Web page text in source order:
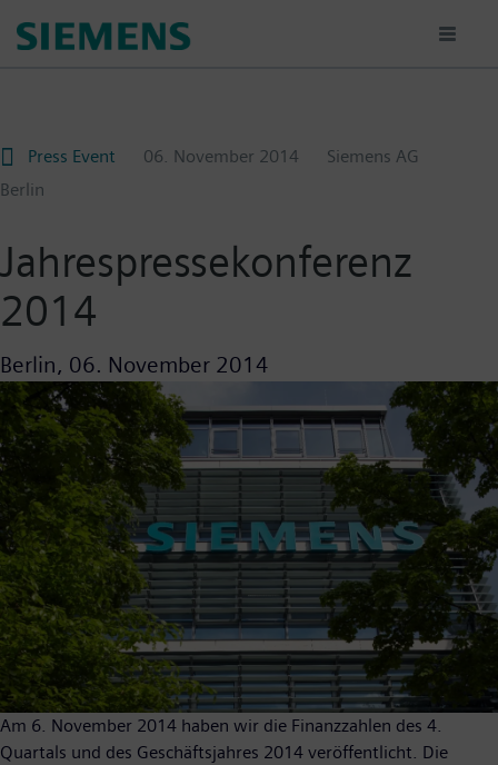
para
Press Event
06. November 2014
Siemens AG
Berlin
Jahrespressekonferenz
2014
Berlin, 06. November 2014
Am 6. November 2014 haben wir die Finanzzahlen des 4.
Quartals und des Geschäftsjahres 2014 veröffentlicht. Die